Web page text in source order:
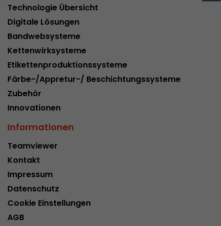
Technologie Übersicht
Digitale Lösungen
Bandwebsysteme
Kettenwirksysteme
Etikettenproduktionssysteme
Färbe-/Appretur-/ Beschichtungssysteme
Zubehör
Innovationen
Informationen
Teamviewer
Kontakt
Impressum
Datenschutz
Cookie Einstellungen
AGB
Zweck
Dieses Cookie ist das Besucherquellen Cookie.
Besucherquellen Informationen des aktuellen
Informationen welche über Kampagnen
übergeben wurden. Ebenfalls speichert dieses
Besucherquelle des letztes Besuches anderst
aktuelle. Wenn keine Informationen zur
werden können so wird das Cookie nicht
Conversions und E-Commerce Transaktionen
Informationen über vergangene
Name
Provider
Laufzeit 2 Jahre